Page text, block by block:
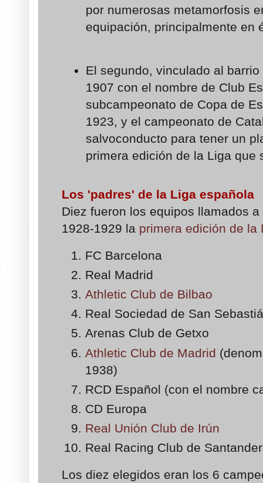
por numerosas metamorfosis
equipación, principalmente en
El segundo, vinculado al
1907 con el nombre de Club
subcampeonato de Copa de
1923, y el campeonato de
salvoconducto para tener un
primera edición de la Liga que
Los 'padres' de la Liga española
Diez fueron los equipos llamados
1928-1929 la primera edición de la
FC Barcelona
Real Madrid
Athletic Club de Bilbao
Real Sociedad de San
Arenas Club de Getxo
Athletic Club de Madrid
1938)
RCD Español (con el nombre
CD Europa
Real Unión Club de Irún
Real Racing Club de Santander
Los diez elegidos eran los 6